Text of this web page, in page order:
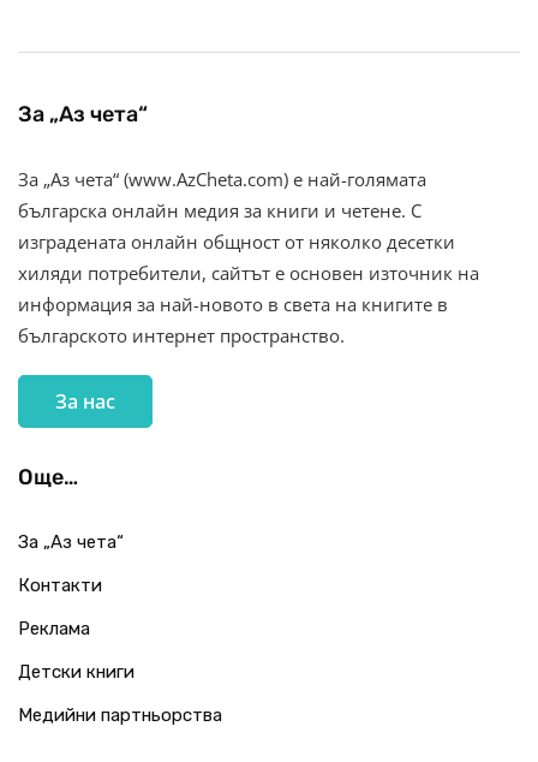
За „Аз чета“
За „Аз чета“ (www.AzCheta.com) е най-голямата
българска онлайн медия за книги и четене. С
изградената онлайн общност от няколко десетки
хиляди потребители, сайтът е основен източник на
информация за най-новото в света на книгите в
българското интернет пространство.
За нас
Още…
За „Аз чета“
Контакти
Реклама
Детски книги
Медийни партньорства